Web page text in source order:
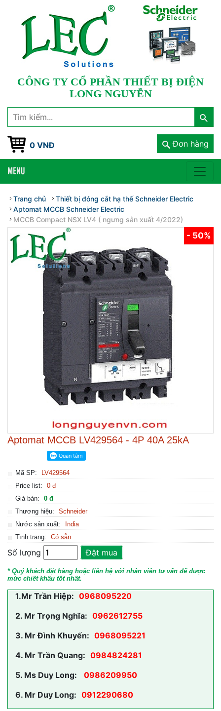
CÔNG TY CỔ PHẦN THIẾT BỊ ĐIỆN
LONG NGUYỄN
0 VNĐ Đơn hàng
MENU
Trang chủ
Thiết bị đóng cắt hạ thế Schneider Electric
Aptomat MCCB Schneider Electric
MCCB Compact NSX LV4 ( ngưng sản xuất 4/2022)
- 50%
Aptomat MCCB LV429564 - 4P 40A 25kA
Mã SP:
LV429564
Price list:
0 đ
Giá bán:
0 đ
Thương hiệu:
Schneider
Nước sản xuất:
India
Tình trạng:
Có sẵn
Số lượng Đặt mua
* Quý khách đặt hàng hoặc liên hệ với nhân viên tư vấn để được
mức chiết khấu tốt nhất.
1.Mr Trần Hiệp: 0968095220
2. Mr Trọng Nghĩa: 0962612755
3. Mr Đình Khuyến: 0968095221
4. Mr Trần Quang: 0984824281
5. Ms Duy Long:
0986209950
6. Mr Duy Long: 0912290680